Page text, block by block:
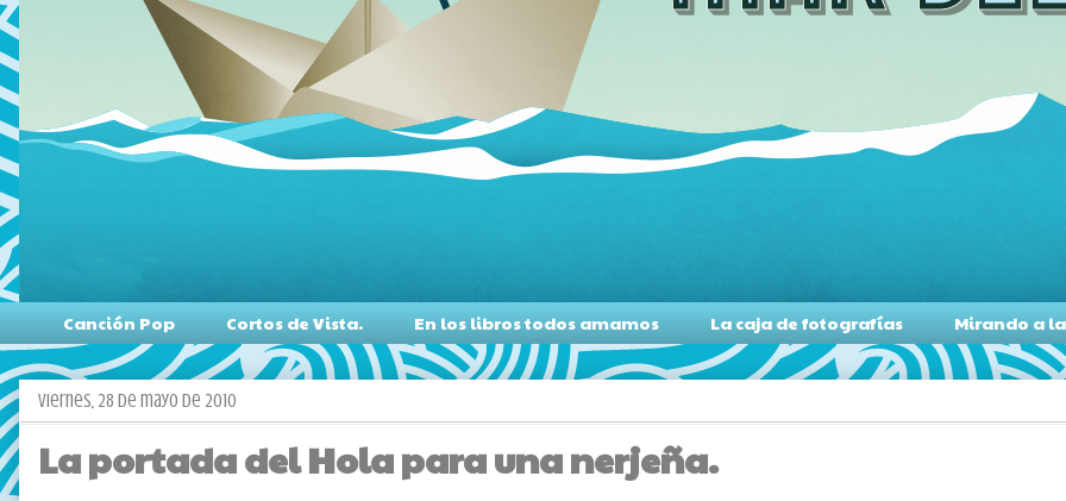
Canción Pop Cortos de Vista. En los libros todos amamos La caja de fotografías Mirando a
viernes, 28 de mayo de 2010
La portada del Hola para una nerjeña.